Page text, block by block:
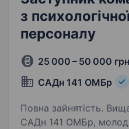
з
персоналу
25 000 – 50 000 грн
САДн 141 ОМБр
Повна зайнятість. Вища освіта.
САДн 141 ОМБр,